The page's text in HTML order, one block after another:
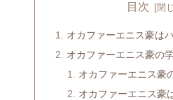
目次
オカファーエニス豪は
オカファーエニス豪の
オカファーエニス豪
オカファーエニス豪